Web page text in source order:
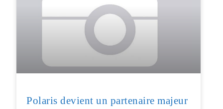
Polaris devient un partenaire majeur